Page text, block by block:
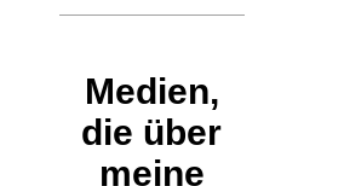
Medien,
die über
meine